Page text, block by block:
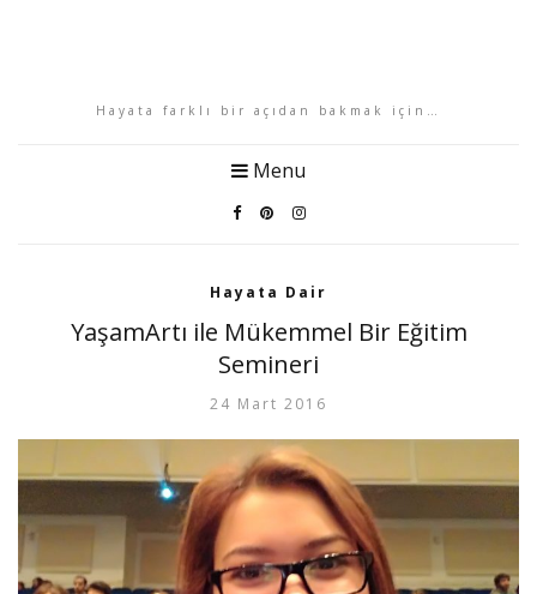
Hayata farklı bir açıdan bakmak için…
Menu
Hayata Dair
YaşamArtı ile Mükemmel Bir Eğitim
Semineri
24 Mart 2016